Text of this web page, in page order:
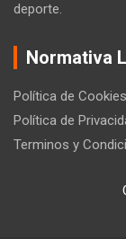
deporte.
Normativa
Política de Cookies
Política de
Terminos y